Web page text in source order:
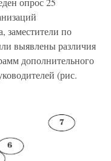
заместители по
выявлены различия
дополнительного
(рис.